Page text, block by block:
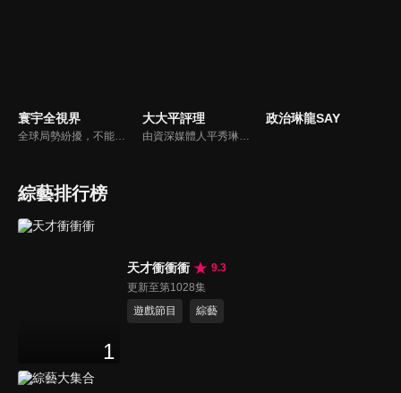
寰宇全視界
全球局勢紛擾，不能置身事外！主播任明玥主持，嶄新一季《寰宇全視界2.0》，集結各領域重磅嘉賓，犀利評論、深度視角，帶您洞悉世界局勢脈絡，開拓兩岸和國際新視野，《寰宇全視界2.0》，帶給您最具含金量的觀點。
大大平評理
由資深媒體人平秀琳所主持的時事討論節目，針對大眾關心的議題，邀請關鍵人物或意見領袖上節目，從各種角度深入剖析，並藉由多人的觀點交流，讓新聞事件的真相掏深一點，幫助觀眾了解當下最熱門的新聞議題，期使本節目成為台灣理性討論時事的典範。
政治琳龍SAY
綜藝排行榜
1
天才衝衝衝
9.3
更新至第1028集
遊戲節目
綜藝